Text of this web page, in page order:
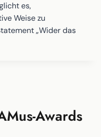
es,
Weise zu
„Wider das
Awards